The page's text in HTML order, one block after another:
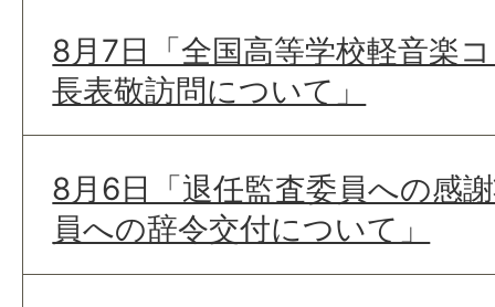
8月7日「全国高等学校軽音楽
長表敬訪問について」
8月6日「退任監査委員への感
員への辞令交付について」